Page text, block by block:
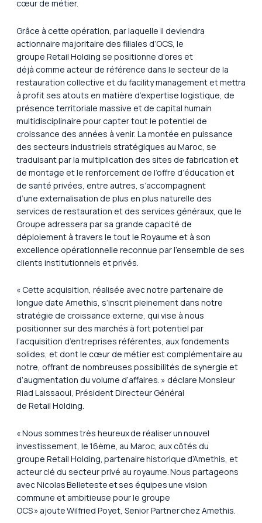
cœur de métier.
Grâce à cette opération, par laquelle il deviendra
actionnaire majoritaire des filiales d’OCS, le
groupe Retail Holding se positionne d’ores et
déjà comme acteur de référence dans le secteur de la
restauration collective et du facility management et mettra
à profit ses atouts en matière d’expertise logistique, de
présence territoriale massive et de capital humain
multidisciplinaire pour capter tout le potentiel de
croissance des années à venir. La montée en puissance
des secteurs industriels stratégiques au Maroc, se
traduisant par la multiplication des sites de fabrication et
de montage et le renforcement de l’offre d’éducation et
de santé privées, entre autres, s’accompagnent
d’une externalisation de plus en plus naturelle des
services de restauration et des services généraux, que le
Groupe adressera par sa grande capacité de
déploiement à travers le tout le Royaume et à son
excellence opérationnelle reconnue par l’ensemble de ses
clients institutionnels et privés.
« Cette acquisition, réalisée avec notre partenaire de
longue date Amethis, s’inscrit pleinement dans notre
stratégie de croissance externe, qui vise à nous
positionner sur des marchés à fort potentiel par
l’acquisition d’entreprises référentes, aux fondements
solides, et dont le cœur de métier est complémentaire au
notre, offrant de nombreuses possibilités de synergie et
d’augmentation du volume d’affaires. » déclare Monsieur
Riad Laissaoui, Président Directeur Général
de Retail Holding.
« Nous sommes très heureux de réaliser un nouvel
investissement, le 16ème, au Maroc, aux côtés du
groupe Retail Holding, partenaire historique d’Amethis, et
acteur clé du secteur privé au royaume. Nous partageons
avec Nicolas Belleteste et ses équipes une vision
commune et ambitieuse pour le groupe
OCS » ajoute Wilfried Poyet, Senior Partner chez Amethis.